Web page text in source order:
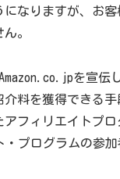
になりますが、お
。
を宣伝
介料を獲得できる
フィリエイトプロ
・プログラムの参加